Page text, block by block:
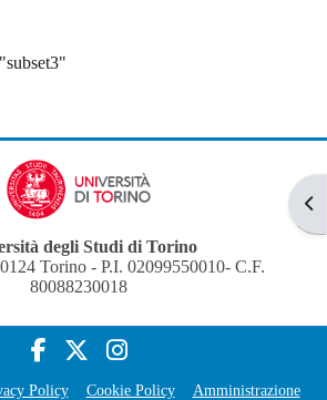
degli Studi di Torino
Torino - P.I. 02099550010- C.F.
80088230018
Policy Cookie Policy
Amministrazione